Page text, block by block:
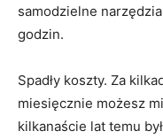
samodzielne
godzin.
Spadły koszty. Za
miesięcznie możesz
kilkanaście lat temu